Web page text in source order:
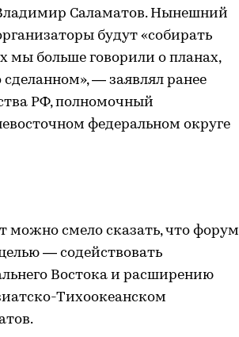
Саламатов. Нынешний
будут «собирать
мы больше говорили о планах,
— заявлял ранее
РФ, полномочный
федеральном округе
можно смело сказать, что форум
— содействовать
Востока и расширению
Тихоокеанском